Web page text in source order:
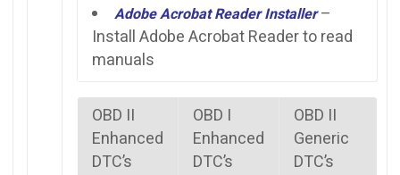
Adobe Acrobat Reader Installer–
Install Adobe Acrobat Reader to read
manuals
OBD II
Enhanced
DTC’s
OBD I
Enhanced
DTC’s
OBD II
Generic
DTC’s